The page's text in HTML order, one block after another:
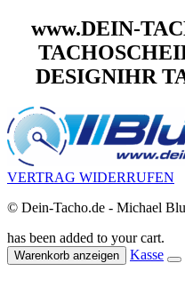
www.DEIN-
DESIGNIHR
VERTRAG WIDERRUFEN
© Dein-Tacho.de - Michael
has been added to your cart.
Warenkorb anzeigen Kasse